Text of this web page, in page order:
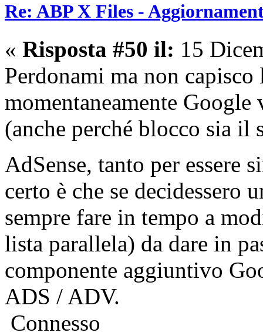
Re: ABP X Files -
« Risposta #50 il: 15
Perdonami ma non
momentaneamente
(anche perché blocco sia
AdSense, tanto per
certo è che se decidessero
sempre fare in tempo a
lista parallela) da dare in
componente aggiuntivo
ADS / ADV.
Connesso